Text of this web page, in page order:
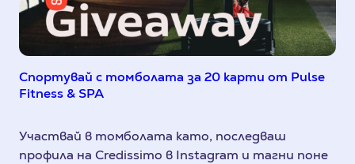
Спортувай с томболата за 20 карти от Pulse
Fitness & SPA
Участвай в томболата като, последваш
профила на Credissimo в Instagram и тагни поне